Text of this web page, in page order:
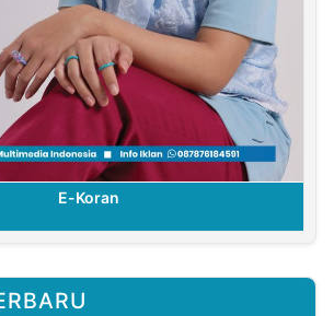
E-Koran